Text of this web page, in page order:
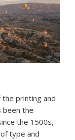
printing and
been the
the 1500s,
type and